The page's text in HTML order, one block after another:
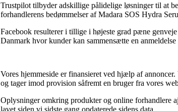
Trustpilot tilbyder adskillige pålidelige løsninger til at
forhandlerens bedømmelser af Madara SOS Hydra
Facebook resulterer i tillige i højeste grad pæne
Danmark hvor kunder kan sammensætte en
Vores hjemmeside er finansieret ved hjælp af
og tager imod provision såfremt en bruger fra vores
Oplysninger omkring produkter og online forhandlere
lavet siden vi sidste gang opdaterede sidens data.